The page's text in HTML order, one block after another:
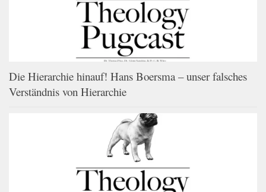
Die Hierarchie hinauf! Hans Boersma – unser falsches
Verständnis von Hierarchie